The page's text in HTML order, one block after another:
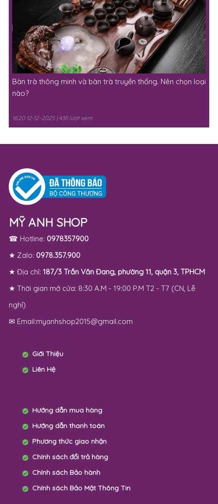
Bàn trà thông minh và bàn trà truyền thống. Nên chọn loại
nào?
16:20 12-12-2025 | 438 lượt xem
MỸ ANH SHOP
☎ Hotline: 0978357900
★ Zalo: 0978.357.900
★ Địa chỉ: 187/3 Trần Văn Đang, phường 11, quận 3, TPHCM
★ Thời gian mở cửa: 8:30 A.M - 19:00 P.M T2 - T7 (CN, Lễ
nghỉ)
✉ Email:myanhshop2015@gmail.com
Giới Thiệu
Liên Hệ
Hướng dẫn mua hàng
Hướng dẫn thanh toán
Phương thức giao nhận
Chính sách đổi trả hàng
Chính sách Bảo hành
Chính sách Bảo Mật Thông Tin